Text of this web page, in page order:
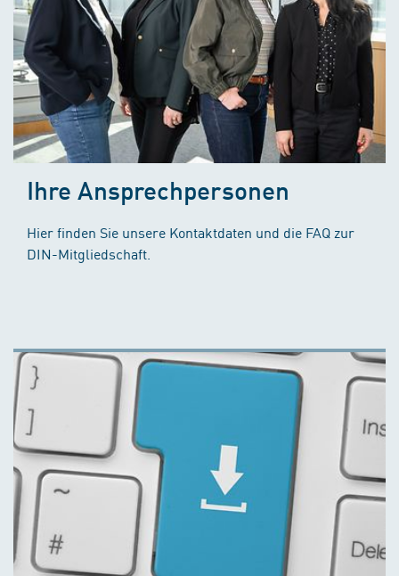
Ihre Ansprechpersonen
Hier finden Sie unsere Kontaktdaten und die FAQ zur
DIN-Mitgliedschaft.